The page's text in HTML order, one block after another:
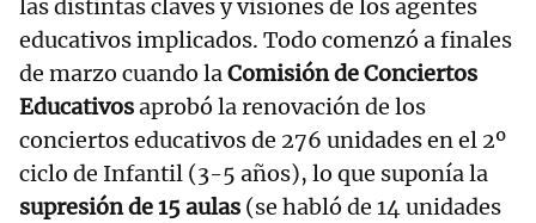
las distintas claves y visiones de los agentes
educativos implicados. Todo comenzó a finales
de marzo cuando laComisión de Conciertos
Educativosaprobó la renovación de los
conciertos educativos de 276 unidades en el 2º
ciclo de Infantil (3-5 años), lo que suponía la
supresión de 15 aulas (se habló de 14 unidades